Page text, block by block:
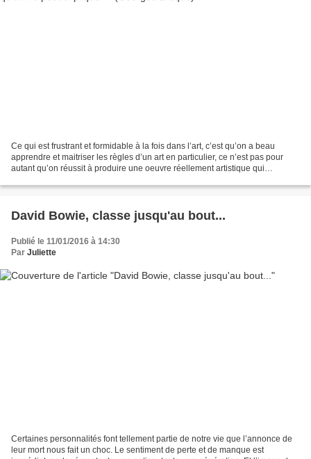
Ce qui est frustrant et formidable à la fois dans l’art, c’est qu’on a beau
apprendre et maitriser les règles d’un art en particulier, ce n’est pas pour
autant qu’on réussit à produire une oeuvre réellement artistique qui
David Bowie, classe jusqu'au bout...
Publié le 11/01/2016 à 14:30
Par Juliette
Certaines personnalités font tellement partie de notre vie que l’annonce de
leur mort nous fait un choc. Le sentiment de perte et de manque est